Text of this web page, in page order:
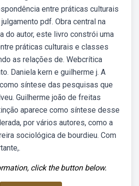
entre práticas culturais
pdf. Obra central na
do autor, este livro constrói uma
práticas culturais e classes
as relações de. Webcrítica
Daniela kern e guilherme j. A
síntese das pesquisas que
Guilherme joão de freitas
aparece como síntese desse
por vários autores, como a
sociológica de bourdieu. Com
click the button below.